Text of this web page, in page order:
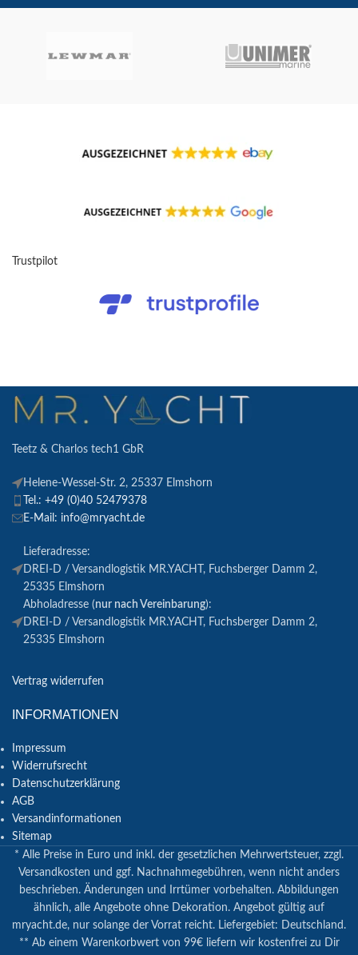
Trustpilot
Teetz & Charlos tech1 GbR
Helene-Wessel-Str. 2, 25337 Elmshorn
Tel.: +49 (0)40 52479378
E-Mail: info@mryacht.de
Lieferadresse:
DREI-D / Versandlogistik MR.YACHT, Fuchsberger Damm 2,
25335 Elmshorn
Abholadresse (nur nach Vereinbarung):
DREI-D / Versandlogistik MR.YACHT, Fuchsberger Damm 2,
25335 Elmshorn
Vertrag widerrufen
INFORMATIONEN
Impressum
Widerrufsrecht
Datenschutzerklärung
AGB
Versandinformationen
Sitemap
* Alle Preise in Euro und inkl. der gesetzlichen Mehrwertsteuer, zzgl.
Versandkosten und ggf. Nachnahmegebühren, wenn nicht anders
beschrieben. Änderungen und Irrtümer vorbehalten. Abbildungen
ähnlich, alle Angebote ohne Dekoration. Angebot gültig auf
mryacht.de, nur solange der Vorrat reicht. Liefergebiet: Deutschland.
** Ab einem Warenkorbwert von 99€ liefern wir kostenfrei zu Dir